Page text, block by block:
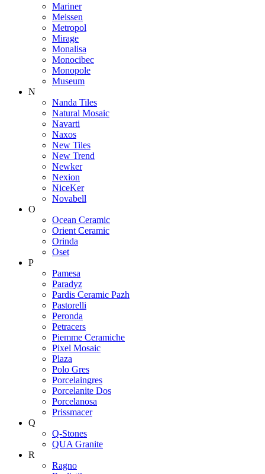
Mariner
Meissen
Metropol
Mirage
Monalisa
Monocibec
Monopole
Museum
N
Nanda Tiles
Natural Mosaic
Navarti
Naxos
New Tiles
New Trend
Newker
Nexion
NiceKer
Novabell
O
Ocean Ceramic
Orient Ceramic
Orinda
Oset
P
Pamesa
Paradyz
Pardis Ceramic Pazh
Pastorelli
Peronda
Petracers
Piemme Ceramiche
Pixel Mosaic
Plaza
Polo Gres
Porcelaingres
Porcelanite Dos
Porcelanosa
Prissmacer
Q
Q-Stones
QUA Granite
R
Ragno